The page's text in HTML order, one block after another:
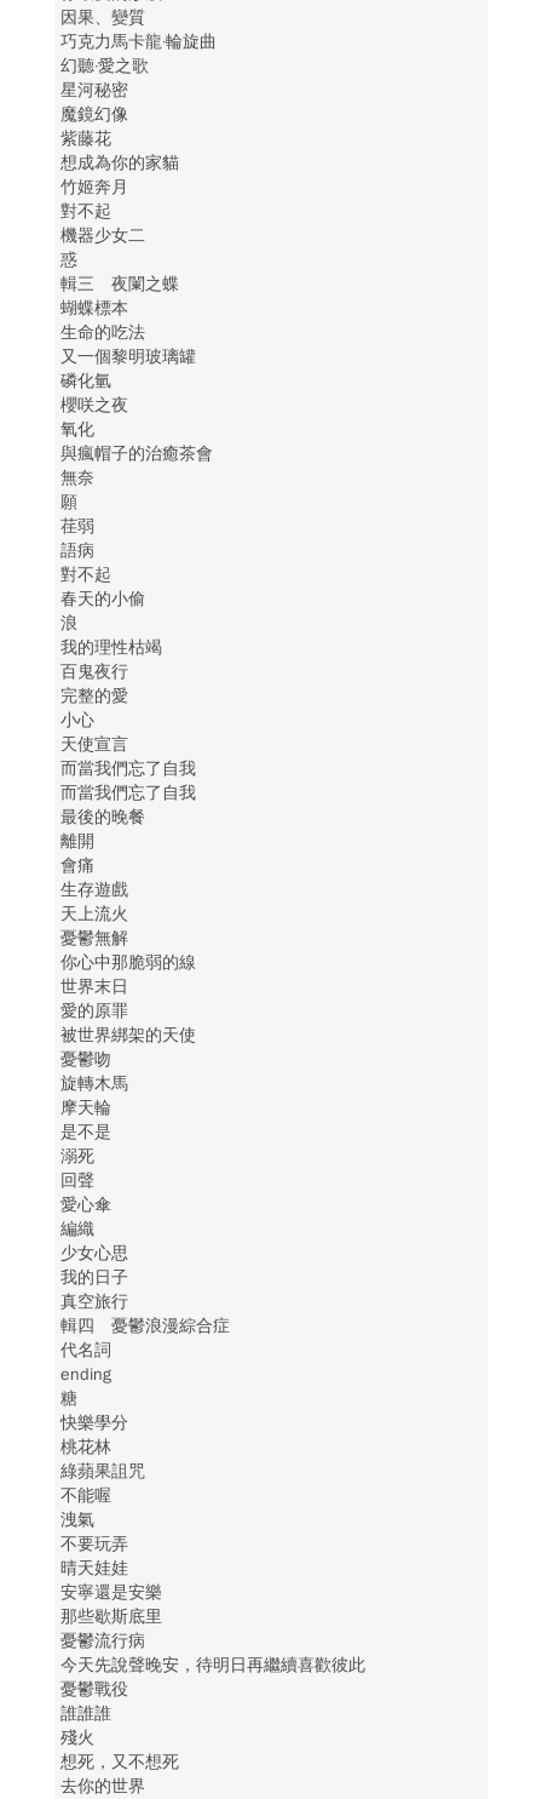
因果、變質
巧克力馬卡龍·輪旋曲
幻聽·愛之歌
星河秘密
魔鏡幻像
紫藤花
想成為你的家貓
竹姬奔月
對不起
機器少女二
惑
輯三 夜闌之蝶
蝴蝶標本
生命的吃法
又一個黎明玻璃罐
磷化氫
櫻咲之夜
氧化
與瘋帽子的治癒茶會
無奈
願
荏弱
語病
對不起
春天的小偷
浪
我的理性枯竭
百鬼夜行
完整的愛
小心
天使宣言
而當我們忘了自我
而當我們忘了自我
最後的晚餐
離開
會痛
生存遊戲
天上流火
憂鬱無解
你心中那脆弱的線
世界末日
愛的原罪
被世界綁架的天使
憂鬱吻
旋轉木馬
摩天輪
是不是
溺死
回聲
愛心傘
編織
少女心思
我的日子
真空旅行
輯四 憂鬱浪漫綜合症
代名詞
ending
糖
快樂學分
桃花林
綠蘋果詛咒
不能喔
洩氣
不要玩弄
晴天娃娃
安寧還是安樂
那些歇斯底里
憂鬱流行病
今天先說聲晚安，待明日再繼續喜歡彼此
憂鬱戰役
誰誰誰
殘火
想死，又不想死
去你的世界